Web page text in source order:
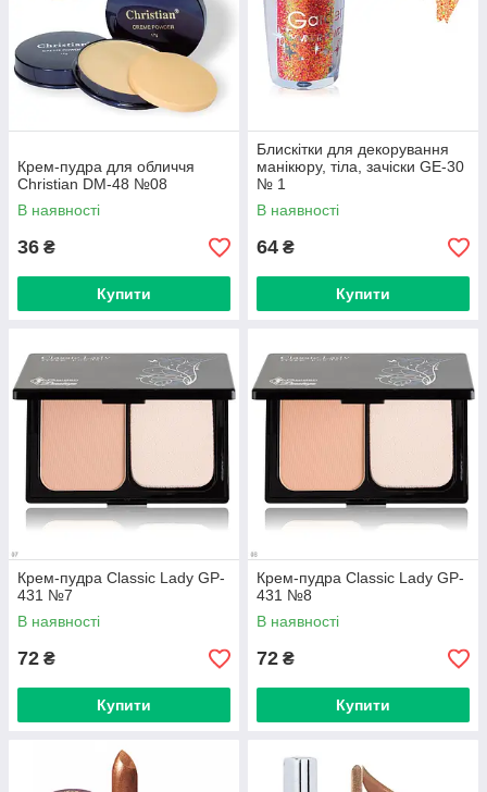
Крем-пудра для обличчя
Christian DM-48 №08
В наявності
36 ₴
Купити
Блискітки для декорування
манікюру, тіла, зачіски GE-30
№ 1
В наявності
64 ₴
Купити
Крем-пудра Classic Lady GP-
431 №7
В наявності
72 ₴
Купити
Крем-пудра Classic Lady GP-
431 №8
В наявності
72 ₴
Купити